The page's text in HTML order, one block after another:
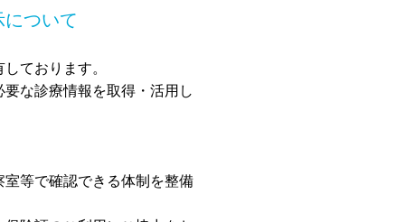
ついて
ております。
な診療情報を取得・活用し
等で確認できる体制を整備